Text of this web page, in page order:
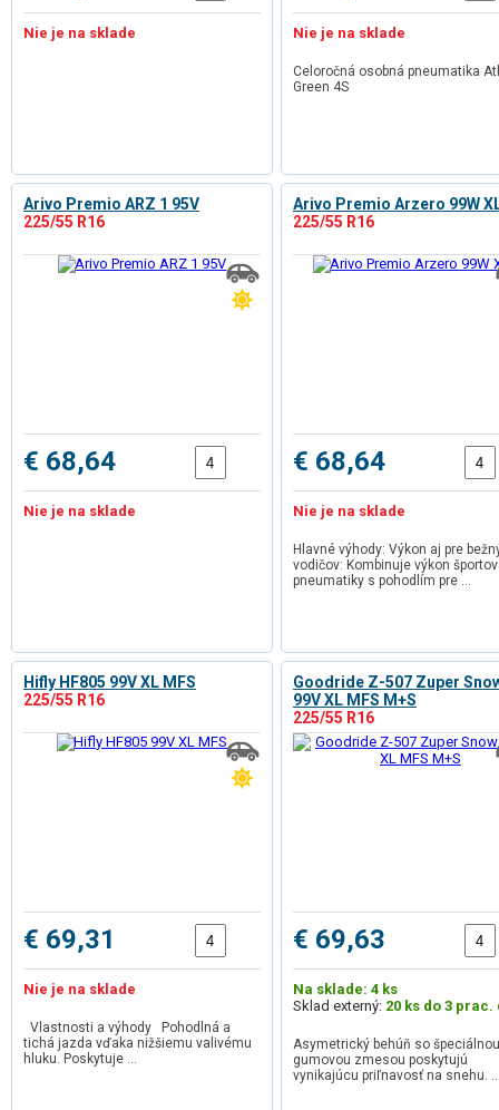
Nie je na sklade Nie je na sklade
Celoročná osobná pneumatika
Green 4S
Arivo Premio ARZ 1 95V
225/55 R16
€ 68,64
Nie je na sklade
Arivo Premio Arzero 99W
225/55 R16
€ 68,64
Nie je na sklade
Hlavné výhody: Výkon aj pre
vodičov: Kombinuje výkon
pneumatiky s pohodlím pre …
Hifly HF805 99V XL MFS
225/55 R16
€ 69,31
Nie je na sklade
Vlastnosti a výhody Pohodlná a
tichá jazda vďaka nižšiemu valivému
hluku. Poskytuje …
Goodride Z-507 Zuper
99V XL MFS M+S
225/55 R16
€ 69,63
Na sklade: 4 ks
Sklad externý: 20 ks do 3 prac.
Asymetrický behúň so špeciálnou
gumovou zmesou poskytujú
vynikajúcu priľnavosť na snehu.